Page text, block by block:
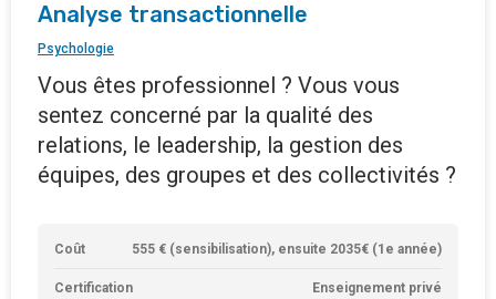
Analyse transactionnelle
Psychologie
Vous êtes professionnel ? Vous vous
sentez concerné par la qualité des
relations, le leadership, la gestion des
équipes, des groupes et des collectivités ?
Coût 555 € (sensibilisation), ensuite 2035€ (1e année)
Certification Enseignement privé